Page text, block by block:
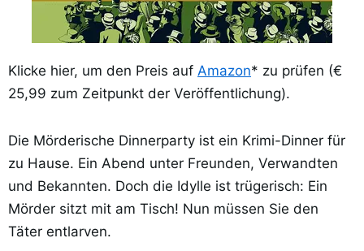
Klicke hier, um den Preis auf Amazon* zu prüfen (€
25,99 zum Zeitpunkt der Veröffentlichung).
Die Mörderische Dinnerparty ist ein Krimi-Dinner für
zu Hause. Ein Abend unter Freunden, Verwandten
und Bekannten. Doch die Idylle ist trügerisch: Ein
Mörder sitzt mit am Tisch! Nun müssen Sie den
Täter entlarven.